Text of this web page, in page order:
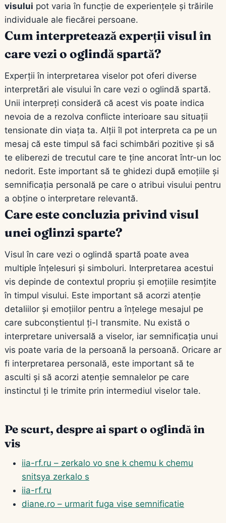
visului pot varia în funcție de experiențele și trăirile
individuale ale fiecărei persoane.
Cum interpretează experții visul în
care vezi o oglindă spartă?
Experții în interpretarea viselor pot oferi diverse
interpretări ale visului în care vezi o oglindă spartă.
Unii interpreți consideră că acest vis poate indica
nevoia de a rezolva conflicte interioare sau situații
tensionate din viața ta. Alții îl pot interpreta ca pe un
mesaj că este timpul să faci schimbări pozitive și să
te eliberezi de trecutul care te ține ancorat într-un loc
nedorit. Este important să te ghidezi după emoțiile și
semnificația personală pe care o atribui visului pentru
a obține o interpretare relevantă.
Care este concluzia privind visul
unei oglinzi sparte?
Visul în care vezi o oglindă spartă poate avea
multiple înțelesuri și simboluri. Interpretarea acestui
vis depinde de contextul propriu și emoțiile resimțite
în timpul visului. Este important să acorzi atenție
detaliilor și emoțiilor pentru a înțelege mesajul pe
care subconștientul ți-l transmite. Nu există o
interpretare universală a viselor, iar semnificația unui
vis poate varia de la persoană la persoană. Oricare ar
fi interpretarea personală, este important să te
asculti și să acorzi atenție semnalelor pe care
instinctul ți le trimite prin intermediul viselor tale.
Pe scurt, despre ai spart o oglindă în
vis
iia-rf.ru – zerkalo vo sne k chemu k chemu
snitsya zerkalo s
iia-rf.ru
diane.ro – urmarit fuga vise semnificatie